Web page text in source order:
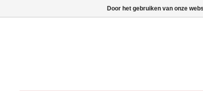
Door het gebruiken van onze